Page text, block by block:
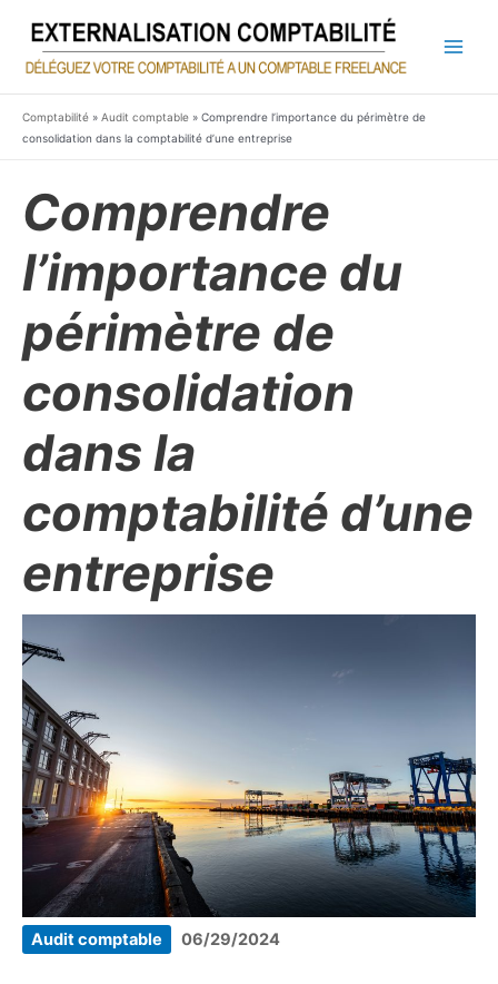
contenu
Comptabilité » Audit comptable » Comprendre l’importance du périmètre de
consolidation dans la comptabilité d’une entreprise
Comprendre
l’importance du
périmètre de
consolidation
dans la
comptabilité d’une
entreprise
Audit comptable 06/29/2024